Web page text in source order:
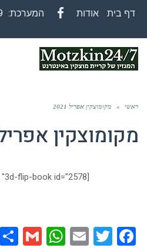
דף בית
אודות
המערכת:
ראשי » מקומוצקין אפריל 2021
מקומוצקין אפריל
[3d-flip-book id="2578" ][/3d-flip-book]
Facebook
Twitter
Email